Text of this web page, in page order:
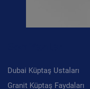
Dubai Küptaş Ustaları
Granit Küptaş Faydaları